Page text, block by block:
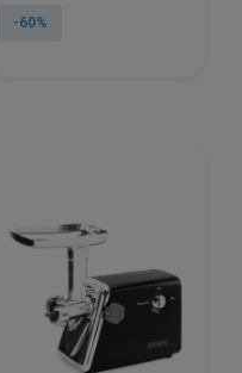
original
atual
-60%